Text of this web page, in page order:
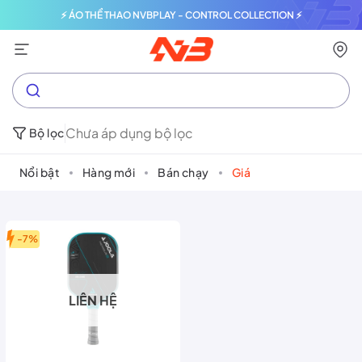
⚡ ÁO THỂ THAO NVBPLAY - CONTROL COLLECTION ⚡
Bộ lọcChưa áp dụng bộ lọc
Nổi bật Hàng mới Bán chạy Giá
-7%
LIÊN HỆ